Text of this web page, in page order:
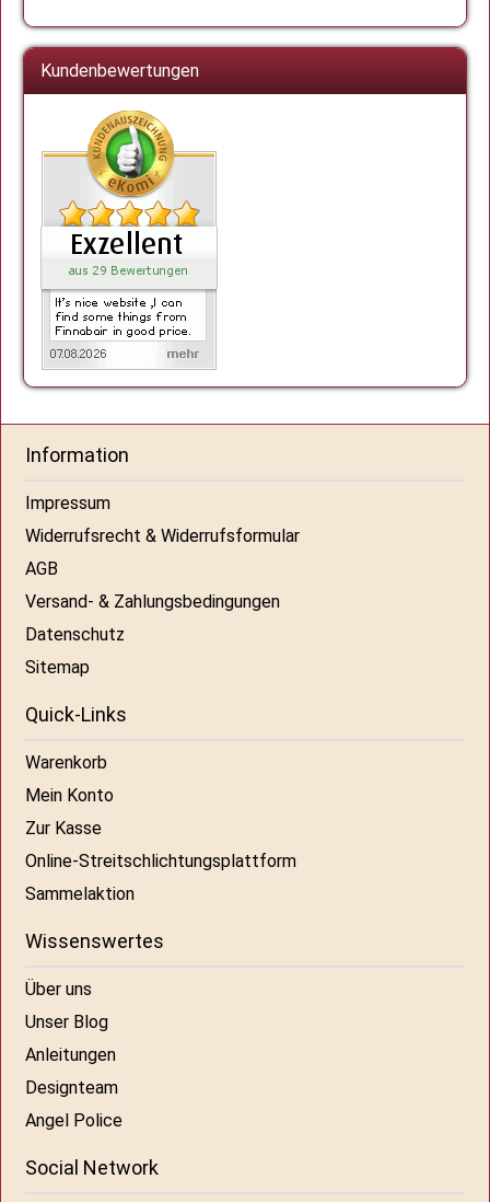
Kundenbewertungen
Information
Impressum
Widerrufsrecht & Widerrufsformular
AGB
Versand- & Zahlungsbedingungen
Datenschutz
Sitemap
Quick-Links
Warenkorb
Mein Konto
Zur Kasse
Online-Streitschlichtungsplattform
Sammelaktion
Wissenswertes
Über uns
Unser Blog
Anleitungen
Designteam
Angel Police
Social Network